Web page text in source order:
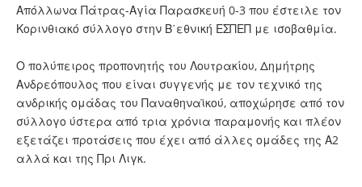
Απόλλωνα Πάτρας-Αγία Παρασκευή 0-3 που έστειλε τον
Κορινθιακό σύλλογο στην Β΄εθνική ΕΣΠΕΠ με ισοβαθμία.
Ο πολύπειρος προπονητής του Λουτρακίου, Δημήτρης
Ανδρεόπουλος που είναι συγγενής με τον τεχνικό της
ανδρικής ομάδας του Παναθηναϊκού, αποχώρησε από τον
σύλλογο ύστερα από τρια χρόνια παραμονής και πλέον
εξετάζει προτάσεις που έχει από άλλες ομάδες της Α2
αλλά και της Πρι Λιγκ.